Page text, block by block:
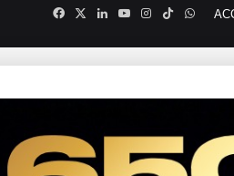
Facebook
X LinkedinYouTubeInstagram
TikTok